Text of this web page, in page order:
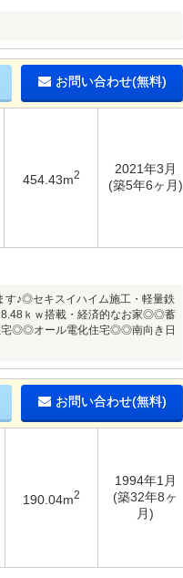
お問い合わせ(無料)
454.43m2
2021年3月
(築5年6ヶ月)
す♪◎セキスイハイム施工・軽量鉄
8.48ｋｗ搭載・経済的なお家◎◎蓄
宅◎◎オール電化住宅◎◎南向き日
お問い合わせ(無料)
190.04m2
1994年1月
(築32年8ヶ
月)